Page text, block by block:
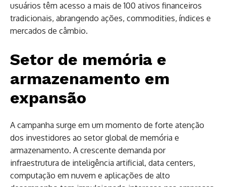
usuários têm acesso a mais de 100 ativos financeiros
tradicionais, abrangendo ações, commodities, índices e
mercados de câmbio.
Setor de memória e
armazenamento em
expansão
A campanha surge em um momento de forte atenção
dos investidores ao setor global de memória e
armazenamento. A crescente demanda por
infraestrutura de inteligência artificial, data centers,
computação em nuvem e aplicações de alto